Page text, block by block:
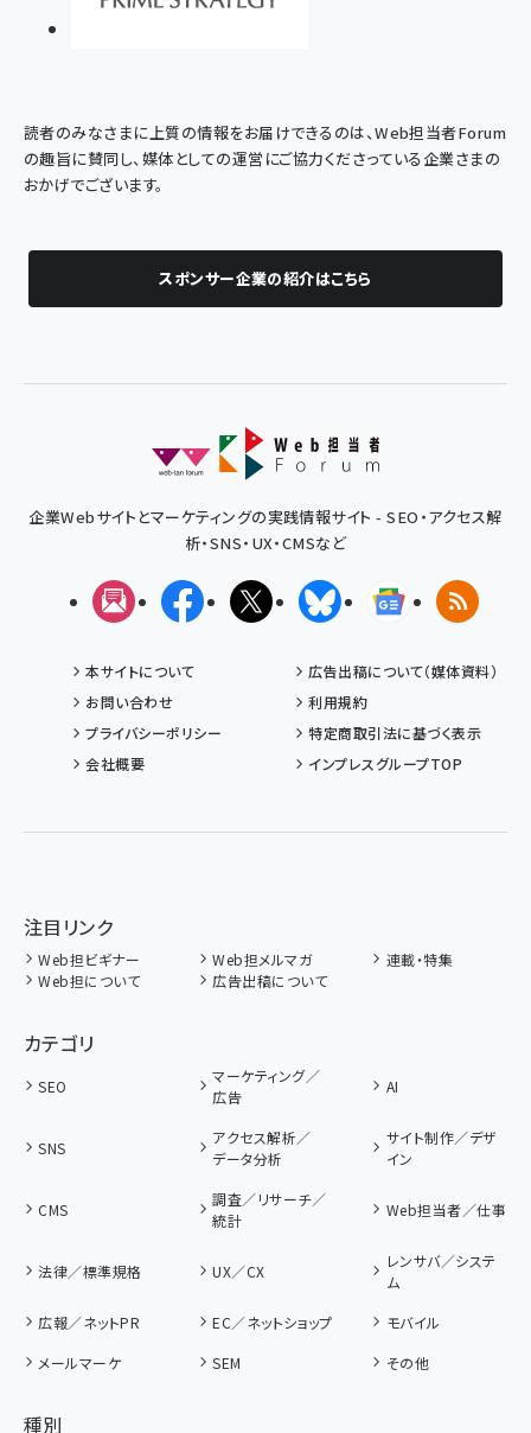
読者のみなさまに上質の情報をお届けできるのは、Web担当者Forum
の趣旨に賛同し、媒体としての運営にご協力くださっている企業さまの
おかげでございます。
スポンサー企業の紹介はこちら
企業Webサイトとマーケティングの実践情報サイト - SEO・アクセス解
析・SNS・UX・CMSなど
メルマガFacebookX(エックス)BlueskyGoogleニュ
RSS
本サイトについて
広告出稿について（媒体資料）
お問い合わせ
利用規約
プライバシーポリシー
特定商取引法に基づく表示
会社概要
インプレスグループTOP
注目リンク
Web担ビギナー Web担メルマガ
連載・特集
Web担について
広告出稿について
カテゴリ
SEO
マーケティング／
広告
AI
SNS
アクセス解析／
データ分析
サイト制作／デザ
イン
CMS
調査／リサーチ／
統計
Web担当者／仕事
法律／標準規格 UX／CX
レンサバ／システ
ム
広報／ネットPR
EC／ネットショップ
モバイル
メールマーケ
SEM その他
種別